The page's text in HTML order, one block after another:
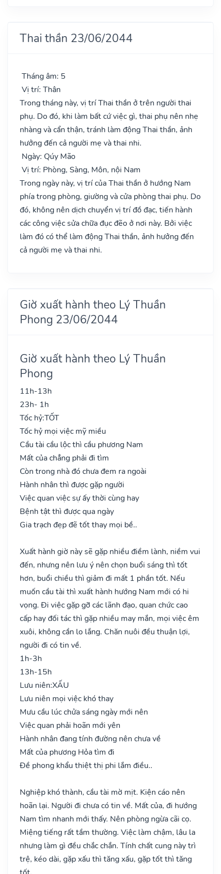
Thai thần 23/06/2044
Tháng âm: 5
Vị trí: Thân
Trong tháng này, vị trí Thai thần ở trên người thai
phụ. Do đó, khi làm bất cứ việc gì, thai phụ nên nhẹ
nhàng và cẩn thận, tránh làm động Thai thần, ảnh
hưởng đến cả người mẹ và thai nhi.
Ngày: Qúy Mão
Vị trí: Phòng, Sàng, Môn, nội Nam
Trong ngày này, vị trí của Thai thần ở hướng Nam
phía trong phòng, giường và cửa phòng thai phụ. Do
đó, không nên dịch chuyển vị trí đồ đạc, tiến hành
các công việc sửa chữa đục đẽo ở nơi này. Bởi việc
làm đó có thể làm động Thai thần, ảnh hưởng đến
cả người mẹ và thai nhi.
Giờ xuất hành theo Lý Thuần
Phong 23/06/2044
Giờ xuất hành theo Lý Thuần
Phong
11h-13h
23h- 1h
Tốc hỷ:TỐT
Tốc hỷ mọi việc mỹ miều
Cầu tài cầu lộc thì cầu phương Nam
Mất của chẳng phải đi tìm
Còn trong nhà đó chưa đem ra ngoài
Hành nhân thì được gặp người
Việc quan việc sự ấy thời cùng hay
Bệnh tật thì được qua ngày
Gia trạch đẹp đẽ tốt thay mọi bề..
Xuất hành giờ này sẽ gặp nhiều điềm lành, niềm vui
đến, nhưng nên lưu ý nên chọn buổi sáng thì tốt
hơn, buổi chiều thì giảm đi mất 1 phần tốt. Nếu
muốn cầu tài thì xuất hành hướng Nam mới có hi
vọng. Đi việc gặp gỡ các lãnh đạo, quan chức cao
cấp hay đối tác thì gặp nhiều may mắn, mọi việc êm
xuôi, không cần lo lắng. Chăn nuôi đều thuận lợi,
người đi có tin về.
1h-3h
13h-15h
Lưu niên:XẤU
Lưu niên mọi việc khó thay
Mưu cầu lúc chửa sáng ngày mới nên
Việc quan phải hoãn mới yên
Hành nhân đang tính đường nên chưa về
Mất của phương Hỏa tìm đi
Đề phong khẩu thiệt thị phi lắm điều..
Nghiệp khó thành, cầu tài mờ mịt. Kiện cáo nên
hoãn lại. Người đi chưa có tin về. Mất của, đi hướng
Nam tìm nhanh mới thấy. Nên phòng ngừa cãi cọ.
Miệng tiếng rất tầm thường. Việc làm chậm, lâu la
nhưng làm gì đều chắc chắn. Tính chất cung này trì
trệ, kéo dài, gặp xấu thì tăng xấu, gặp tốt thì tăng